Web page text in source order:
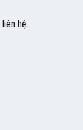
hệ.